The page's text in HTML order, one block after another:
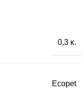
0,3 κ.
Ecopet